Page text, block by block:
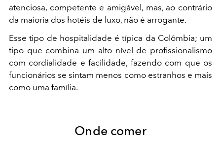
atenciosa, competente e amigável, mas, ao contrário
da maioria dos hotéis de luxo, não é arrogante.
Esse tipo de hospitalidade é típica da Colômbia; um
tipo que combina um alto nível de profissionalismo
com cordialidade e facilidade, fazendo com que os
funcionários se sintam menos como estranhos e mais
como uma família.
Onde comer